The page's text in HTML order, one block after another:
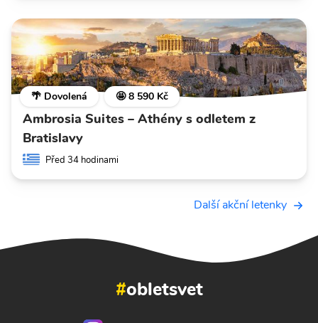
🌴 Dovolená 🤩 8 590 Kč
Ambrosia Suites – Athény s odletem z
Bratislavy
Před 34 hodinami
Další akční letenky
#obletsvet